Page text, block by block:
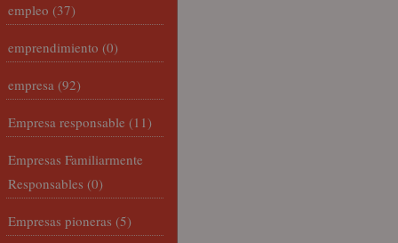
empleo (37)
emprendimiento (0)
empresa (92)
Empresa responsable (11)
Empresas Familiarmente
Responsables (0)
Empresas pioneras (5)